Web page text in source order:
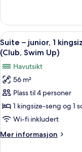
sovesofa,
ved
havkanten
(Club)
–
junior,
1
kingsize-
seng
med
sovesofa,
ved
havkanten
(Club)
Åpne
alle
bildene
av
Suite
–
junior,
1
kingsize-
seng
5
Suite – junior, 1
(Club, Swim Up)
Havutsikt
56 m²
Plass til 4 personer
1 kingsize-seng og 1
Wi-fi inkludert
Mer informasjon
Mer